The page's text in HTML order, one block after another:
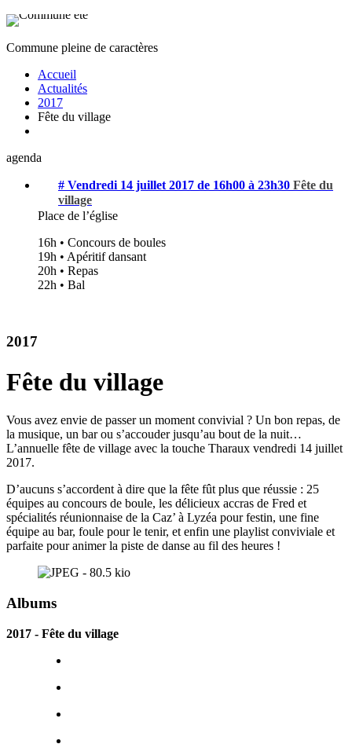
Commune pleine de caractères
Accueil
Actualités
2017
Fête du village
agenda
# Vendredi 14 juillet 2017 de 16h00 à 23h30 Fête du
village
Place de l’église
16h • Concours de boules
19h • Apéritif dansant
20h • Repas
22h • Bal
2017
Fête du village
Vous avez envie de passer un moment convivial ? Un bon repas, de
la musique, un bar ou s’accouder jusqu’au bout de la nuit…
L’annuelle fête de village avec la touche Tharaux vendredi 14 juillet
2017.
D’aucuns s’accordent à dire que la fête fût plus que réussie : 25
équipes au concours de boule, les délicieux accras de Fred et
spécialités réunionnaise de la Caz’ à Lyzéa pour festin, une fine
équipe au bar, foule pour le tenir, et enfin une playlist conviviale et
parfaite pour animer la piste de danse au fil des heures !
Albums
2017 - Fête du village